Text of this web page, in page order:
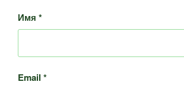
Имя *
Email *